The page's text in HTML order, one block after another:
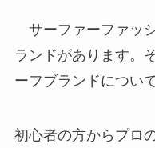
サーファーファッ
ランドがあります。
ーフブランドについ
初心者の方からプロ